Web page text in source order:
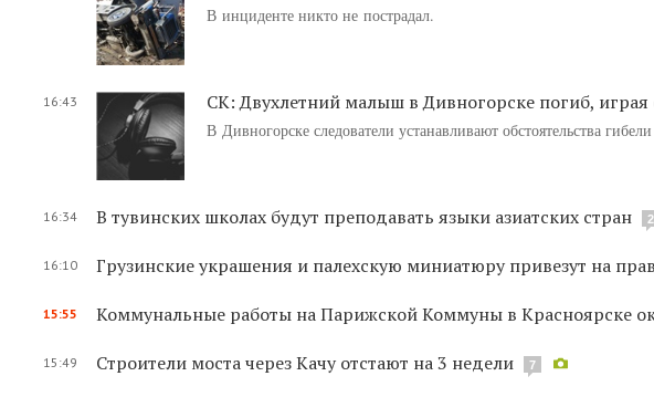
В инциденте никто не пострадал.
16:43 СК: Двухлетний малыш в Дивногорске погиб,
В Дивногорске следователи устанавливают обстоятельства
16:34 В тувинских школах будут преподавать языки азиатских стран 2
16:10 Грузинские украшения и палехскую миниатюру привезут на
15:55 Коммунальные работы на Парижской Коммуны в Красноярске
15:49 Строители моста через Качу отстают на 3 недели 7